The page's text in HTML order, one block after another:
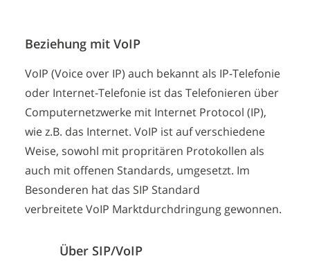
Beziehung mit VoIP
VoIP (Voice over IP) auch bekannt als IP-Telefonie
oder Internet-Telefonie ist das Telefonieren über
Computernetzwerke mit Internet Protocol (IP),
wie z.B. das Internet. VoIP ist auf verschiedene
Weise, sowohl mit propritären Protokollen als
auch mit offenen Standards, umgesetzt. Im
Besonderen hat das SIP Standard
verbreitete VoIP Marktdurchdringung gewonnen.
Über SIP/VoIP